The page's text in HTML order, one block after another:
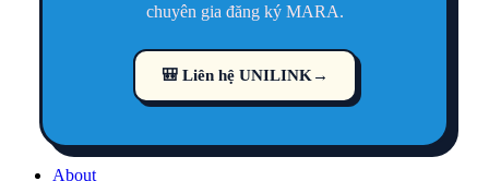
chuyên gia đăng ký MARA.
🎒 Liên hệ UNILINK →
About